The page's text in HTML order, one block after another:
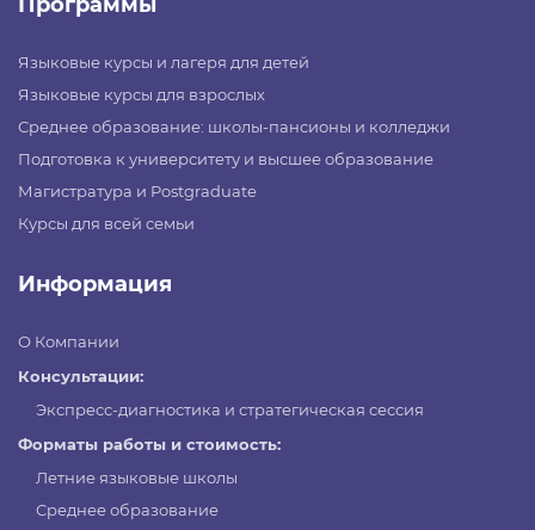
Программы
Языковые курсы и лагеря для детей
Языковые курсы для взрослых
Среднее образование: школы-пансионы и колледжи
Подготовка к университету и высшее образование
Магистратура и Postgraduate
Курсы для всей семьи
Информация
О Компании
Консультации:
Экспресс-диагностика и стратегическая сессия
Форматы работы и стоимость:
Летние языковые школы
Среднее образование